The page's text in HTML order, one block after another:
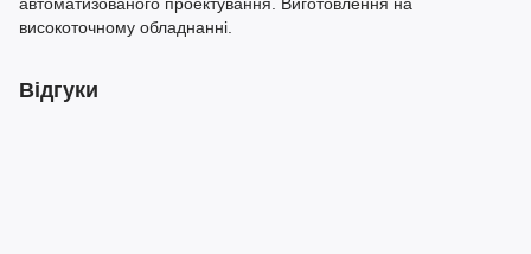
високоточному обладнанні.
Відгуки